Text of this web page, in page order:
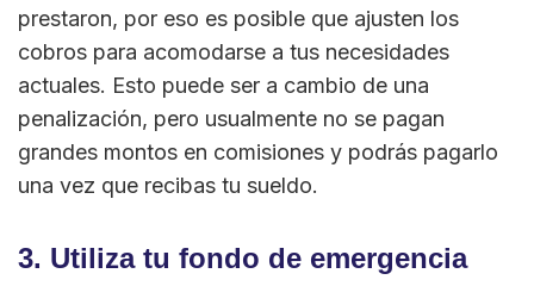
prestaron, por eso es posible que ajusten los
cobros para acomodarse a tus necesidades
actuales. Esto puede ser a cambio de una
penalización, pero usualmente no se pagan
grandes montos en comisiones y podrás pagarlo
una vez que recibas tu sueldo.
3. Utiliza tu fondo de emergencia